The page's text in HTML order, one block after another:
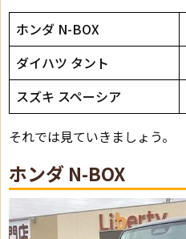
ホンダ N-BOX
ダイハツ タント
スズキ スペーシア
それでは見ていきましょう。
ホンダ N-BOX